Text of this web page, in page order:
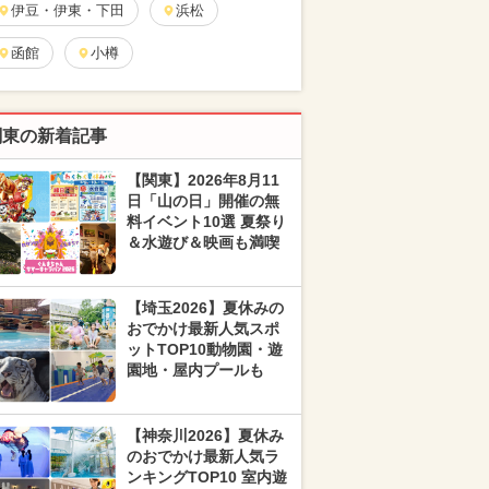
伊豆・伊東・下田 浜松
函館 小樽
の新着記事
【関東】2026年8月11
日「山の日」開催の無
料イベント10選 夏祭り
＆水遊び＆映画も満喫
【埼玉2026】夏休みの
おでかけ最新人気スポ
ットTOP10動物園・遊
園地・屋内プールも
【神奈川2026】夏休み
のおでかけ最新人気ラ
ンキングTOP10 室内遊